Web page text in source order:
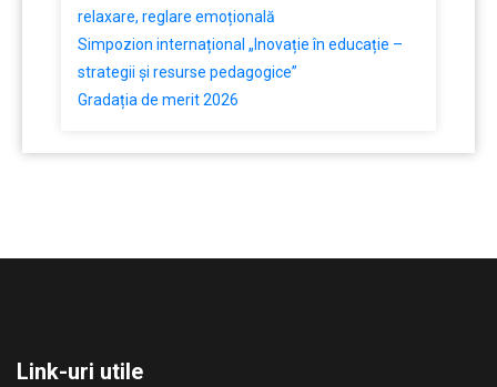
relaxare, reglare emoțională
Simpozion internațional „Inovație în educație –
strategii și resurse pedagogice”
Gradația de merit 2026
Link-uri utile